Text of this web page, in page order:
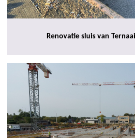
Renovatie sluis van